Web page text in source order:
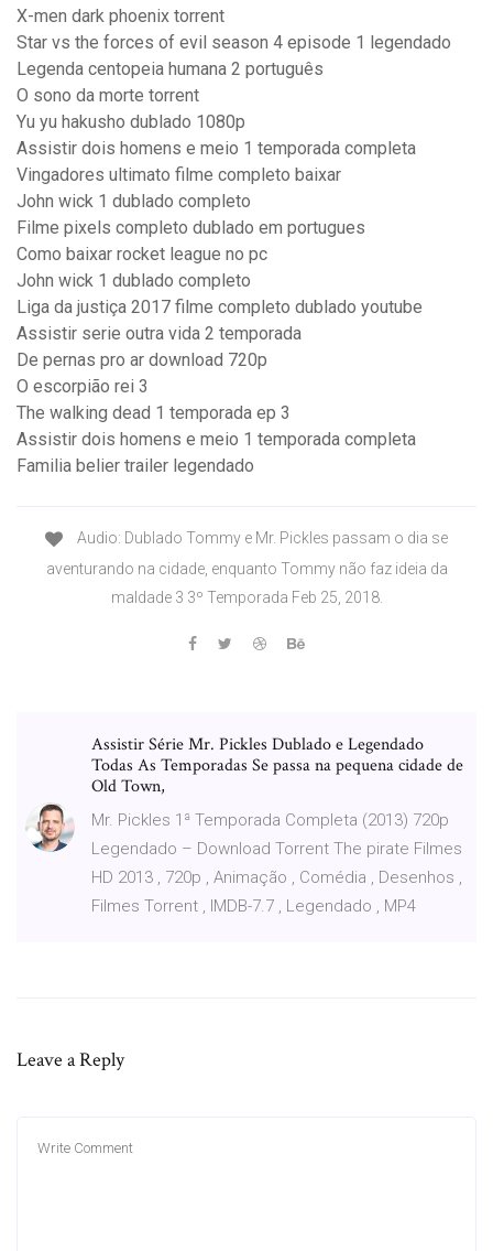
X-men dark phoenix torrent
Star vs the forces of evil season 4 episode 1 legendado
Legenda centopeia humana 2 português
O sono da morte torrent
Yu yu hakusho dublado 1080p
Assistir dois homens e meio 1 temporada completa
Vingadores ultimato filme completo baixar
John wick 1 dublado completo
Filme pixels completo dublado em portugues
Como baixar rocket league no pc
John wick 1 dublado completo
Liga da justiça 2017 filme completo dublado youtube
Assistir serie outra vida 2 temporada
De pernas pro ar download 720p
O escorpião rei 3
The walking dead 1 temporada ep 3
Assistir dois homens e meio 1 temporada completa
Familia belier trailer legendado
Audio: Dublado Tommy e Mr. Pickles passam o dia se
aventurando na cidade, enquanto Tommy não faz ideia da
maldade 3 3º Temporada Feb 25, 2018.
Assistir Série Mr. Pickles Dublado e Legendado
Todas As Temporadas Se passa na pequena cidade de
Old Town,
Mr. Pickles 1ª Temporada Completa (2013) 720p
Legendado – Download Torrent The pirate Filmes
HD 2013 , 720p , Animação , Comédia , Desenhos ,
Filmes Torrent , IMDB-7.7 , Legendado , MP4
Leave a Reply